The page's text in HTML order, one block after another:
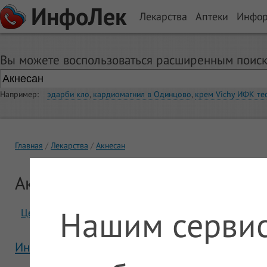
ИнфоЛек Лекарства Аптеки
Вы можете воспользоваться расширенным
Например: эдарби кло, кардиомагнил в Одинцово, крем Vichy ИФК
Главная Лекарства Акнесан
Акнесан
Цены Отзывы
Инструкция Акнесан
Нашим